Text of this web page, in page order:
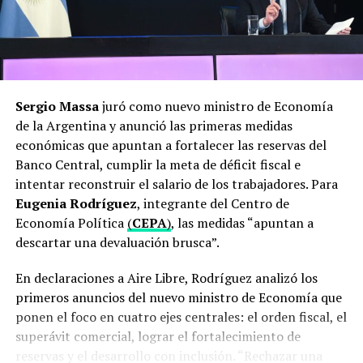
de julio y 78,5% interanual.
Acumularon un alza de
56,4% en los primeros
ocho meses del año
https://t.co/eIQhRyGD6g
pic.twitter.com/o7X3TGc9Xu
— INDEC Argentina (@INDECArgentina)September 14,
2022
Sergio Massajuró como nuevo ministro de Economía
de la Argentina y anunció las primeras medidas
económicas que apuntan a fortalecer las reservas del
Banco Central, cumplir la meta de déficit fiscal e
intentar reconstruir el salario de los trabajadores. Para
Eugenia Rodríguez, integrante del Centro de
Economía Política (CEPA), las medidas “apuntan a
descartar una devaluación brusca”.
En declaraciones a Aire Libre, Rodríguez analizó los
primeros anuncios del nuevo ministro de Economía que
ponen el foco en cuatro ejes centrales: el orden fiscal, el
superávit comercial, lograr el fortalecimiento de
reservas y el desarrollo con inclusión. “Rechazar una